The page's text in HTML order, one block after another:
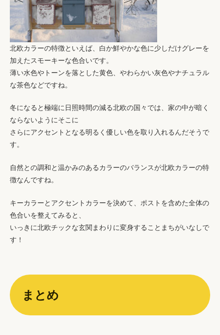
北欧カラーの特徴といえば、白か鮮やかな色に少しだけグレーを
加えたスモーキーな色合いです。
薄い水色やトーンを落とした黄色、やわらかい灰色やナチュラル
な茶色などですね。
冬になると極端に日照時間の減る北欧の国々では、家の中が暗く
ならないようにそこに
さらにアクセントとなる明るく優しい色を取り入れるんだそうで
す。
自然との調和と温かみのあるカラーのバランスが北欧カラーの特
徴なんですね。
キーカラーとアクセントカラーを決めて、ポストを含めた全体の
色合いを整えてみると、
いっきに北欧チックな玄関まわりに変身することまちがいなしで
す！
まとめ